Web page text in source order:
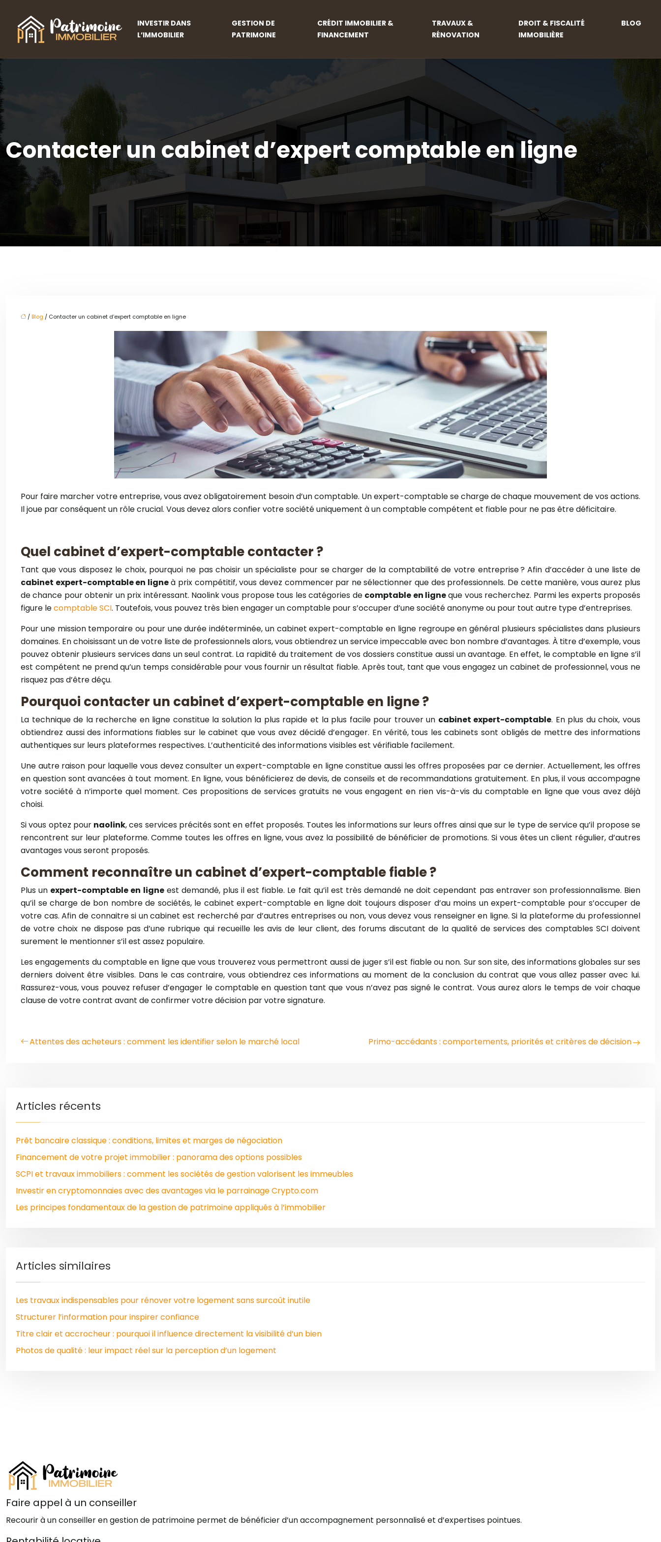
INVESTIR DANS
L’IMMOBILIER
GESTION DE
PATRIMOINE
CRÉDIT IMMOBILIER &
FINANCEMENT
TRAVAUX &
RÉNOVATION
DROIT & FISCALITÉ
IMMOBILIÈRE
BLOG
Contacter un cabinet d’expert comptable en ligne
/Blog / Contacter un cabinet d’expert comptable en ligne
Pour faire marcher votre entreprise, vous avez obligatoirement besoin d’un comptable. Un expert-comptable se charge de chaque mouvement de vos actions.
Il joue par conséquent un rôle crucial. Vous devez alors confier votre société uniquement à un comptable compétent et fiable pour ne pas être déficitaire.
Quel cabinet d’expert-comptable contacter ?
Tant que vous disposez le choix, pourquoi ne pas choisir un spécialiste pour se charger de la comptabilité de votre entreprise ? Afin d’accéder à une liste de
cabinet expert-comptable en ligneà prix compétitif, vous devez commencer par ne sélectionner que des professionnels. De cette manière, vous aurez plus
de chance pour obtenir un prix intéressant. Naolink vous propose tous les catégories de comptable en ligneque vous recherchez. Parmi les experts proposés
figure lecomptable SCI. Toutefois, vous pouvez très bien engager un comptable pour s’occuper d’une société anonyme ou pour tout autre type d’entreprises.
Pour une mission temporaire ou pour une durée indéterminée, un cabinet expert-comptable en ligne regroupe en général plusieurs spécialistes dans plusieurs
domaines. En choisissant un de votre liste de professionnels alors, vous obtiendrez un service impeccable avec bon nombre d’avantages. À titre d’exemple, vous
pouvez obtenir plusieurs services dans un seul contrat. La rapidité du traitement de vos dossiers constitue aussi un avantage. En effet, le comptable en ligne s’il
est compétent ne prend qu’un temps considérable pour vous fournir un résultat fiable. Après tout, tant que vous engagez un cabinet de professionnel, vous ne
risquez pas d’être déçu.
Pourquoi contacter un cabinet d’expert-comptable en ligne ?
La technique de la recherche en ligne constitue la solution la plus rapide et la plus facile pour trouver un cabinet expert-comptable. En plus du choix, vous
obtiendrez aussi des informations fiables sur le cabinet que vous avez décidé d’engager. En vérité, tous les cabinets sont obligés de mettre des informations
authentiques sur leurs plateformes respectives. L’authenticité des informations visibles est vérifiable facilement.
Une autre raison pour laquelle vous devez consulter un expert-comptable en ligne constitue aussi les offres proposées par ce dernier. Actuellement, les offres
en question sont avancées à tout moment. En ligne, vous bénéficierez de devis, de conseils et de recommandations gratuitement. En plus, il vous accompagne
votre société à n’importe quel moment. Ces propositions de services gratuits ne vous engagent en rien vis-à-vis du comptable en ligne que vous avez déjà
choisi.
Si vous optez pour naolink, ces services précités sont en effet proposés. Toutes les informations sur leurs offres ainsi que sur le type de service qu’il propose se
rencontrent sur leur plateforme. Comme toutes les offres en ligne, vous avez la possibilité de bénéficier de promotions. Si vous êtes un client régulier, d’autres
avantages vous seront proposés.
Comment reconnaître un cabinet d’expert-comptable fiable ?
Plus un expert-comptable en ligneest demandé, plus il est fiable. Le fait qu’il est très demandé ne doit cependant pas entraver son professionnalisme. Bien
qu’il se charge de bon nombre de sociétés, le cabinet expert-comptable en ligne doit toujours disposer d’au moins un expert-comptable pour s’occuper de
votre cas. Afin de connaitre si un cabinet est recherché par d’autres entreprises ou non, vous devez vous renseigner en ligne. Si la plateforme du professionnel
de votre choix ne dispose pas d’une rubrique qui recueille les avis de leur client, des forums discutant de la qualité de services des comptables SCI doivent
surement le mentionner s’il est assez populaire.
Les engagements du comptable en ligne que vous trouverez vous permettront aussi de juger s’il est fiable ou non. Sur son site, des informations globales sur ses
derniers doivent être visibles. Dans le cas contraire, vous obtiendrez ces informations au moment de la conclusion du contrat que vous allez passer avec lui.
Rassurez-vous, vous pouvez refuser d’engager le comptable en question tant que vous n’avez pas signé le contrat. Vous aurez alors le temps de voir chaque
clause de votre contrat avant de confirmer votre décision par votre signature.
Attentes des acheteurs : comment les identifier selon le marché local Primo-accédants : comportements, priorités et critères de décision
Articles récents
Prêt bancaire classique : conditions, limites et marges de négociation
Financement de votre projet immobilier : panorama des options possibles
SCPI et travaux immobiliers : comment les sociétés de gestion valorisent les immeubles
Investir en cryptomonnaies avec des avantages via le parrainage Crypto.com
Les principes fondamentaux de la gestion de patrimoine appliqués à l’immobilier
Articles similaires
Les travaux indispensables pour rénover votre logement sans surcoût inutile
Structurer l’information pour inspirer confiance
Titre clair et accrocheur : pourquoi il influence directement la visibilité d’un bien
Photos de qualité : leur impact réel sur la perception d’un logement
Faire appel à un conseiller
Recourir à un conseiller en gestion de patrimoine permet de bénéficier d’un accompagnement personnalisé et d’expertises pointues.